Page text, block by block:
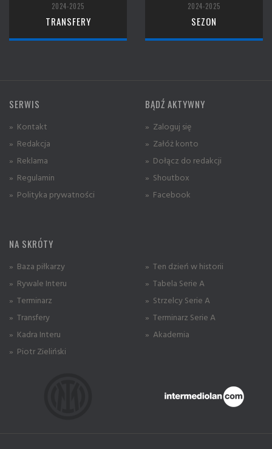
2024-2025
TRANSFERY
2024-2025
SEZON
SERWIS
» Kontakt
» Redakcja
» Reklama
» Regulamin
» Polityka prywatności
BĄDŹ AKTYWNY
» Zaloguj się
» Załóż konto
» Dołącz do redakcji
» Shoutbox
» Facebook
NA SKRÓTY
» Baza piłkarzy
» Rywale Interu
» Terminarz
» Transfery
» Kadra Interu
» Piotr Zieliński
» Ten dzień w historii
» Tabela Serie A
» Strzelcy Serie A
» Terminarz Serie A
» Akademia